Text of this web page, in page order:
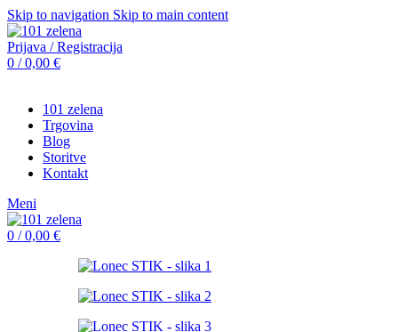
Skip to navigation Skip to main content
Prijava / Registracija
0 / 0,00 €
101 zelena
Trgovina
Blog
Storitve
Kontakt
Meni
0 / 0,00 €